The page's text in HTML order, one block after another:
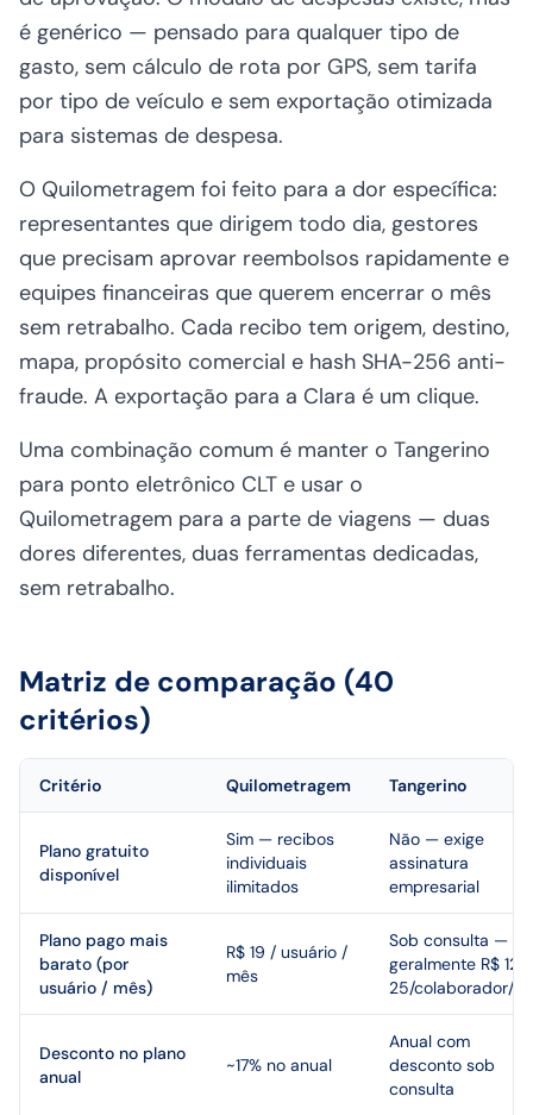
é genérico — pensado para qualquer tipo de
gasto, sem cálculo de rota por GPS, sem tarifa
por tipo de veículo e sem exportação otimizada
para sistemas de despesa.
O Quilometragem foi feito para a dor específica:
representantes que dirigem todo dia, gestores
que precisam aprovar reembolsos rapidamente e
equipes financeiras que querem encerrar o mês
sem retrabalho. Cada recibo tem origem, destino,
mapa, propósito comercial e hash SHA-256 anti-
fraude. A exportação para a Clara é um clique.
Uma combinação comum é manter o Tangerino
para ponto eletrônico CLT e usar o
Quilometragem para a parte de viagens — duas
dores diferentes, duas ferramentas dedicadas,
sem retrabalho.
Matriz de comparação (40
critérios)
Critério Quilometragem Tangerino
Plano gratuito
disponível
Sim — recibos
individuais
ilimitados
Não — exige
assinatura
empresarial
Plano pago mais
barato (por
usuário / mês)
R$ 19 / usuário /
mês
Sob consulta —
geralmente R$ 12-
25/colaborador/
Desconto no plano
anual
~17% no anual
Anual com
desconto sob
consulta